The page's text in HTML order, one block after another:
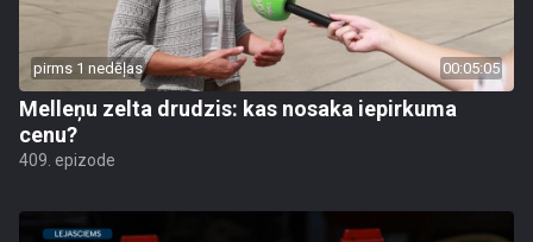
pirms 1 nedēļas 00:05:05
Melleņu zelta drudzis: kas nosaka iepirkuma
cenu?
409. epizode